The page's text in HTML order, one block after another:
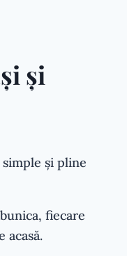
și
și pline
fiecare
acasă.